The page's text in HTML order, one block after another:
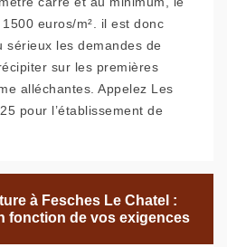
euros/m². il est donc
sérieux les demandes de
sur les premières
alléchantes. Appelez Les
pour l’établissement de
à Fesches Le Chatel :
fonction de vos exigences